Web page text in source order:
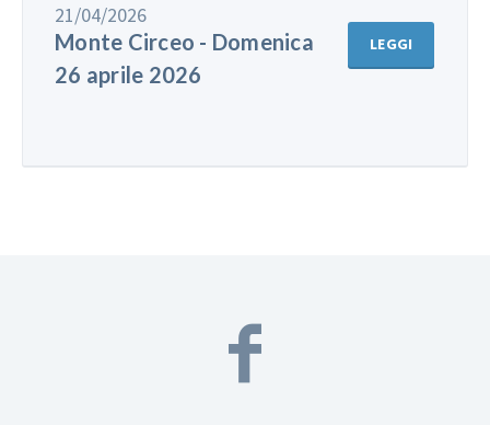
21/04/2026
Monte Circeo - Domenica
26 aprile 2026
LEGGI